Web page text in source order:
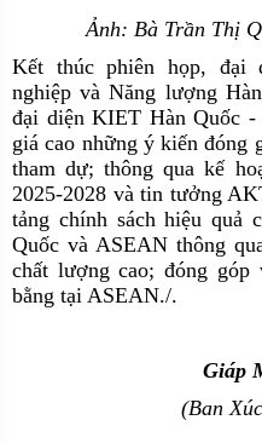
Ảnh: Bà Trần Thị
Kết thúc phiên họp, đại
nghiệp và Năng lượng
đại diện KIET Hàn Quốc -
giá cao những ý kiến đóng
tham dự; thông qua kế
2025-2028 và tin tưởng
tảng chính sách hiệu quả
Quốc và ASEAN thông
chất lượng cao; đóng
bằng tại ASEAN./.
Giáp
(Ban